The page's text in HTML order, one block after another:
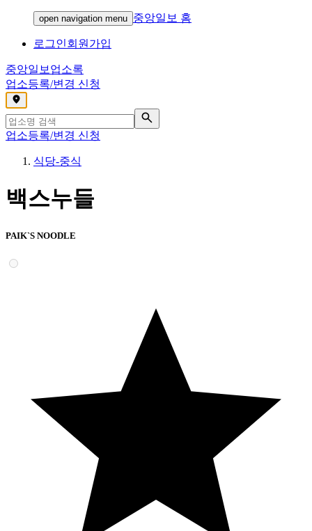
open navigation menu 중앙일보 홈
로그인회원가입
중앙일보 업소록
업소등록/변경 신청
,
업소등록/변경 신청
식당-중식
백스누들
PAIK`S NOODLE